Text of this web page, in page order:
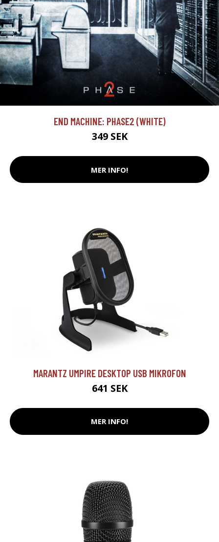
END MACHINE: PHASE2 (WHITE)
349 SEK
MER INFO!
MARANTZ UMPIRE DESKTOP USB MIKROFON
641 SEK
MER INFO!